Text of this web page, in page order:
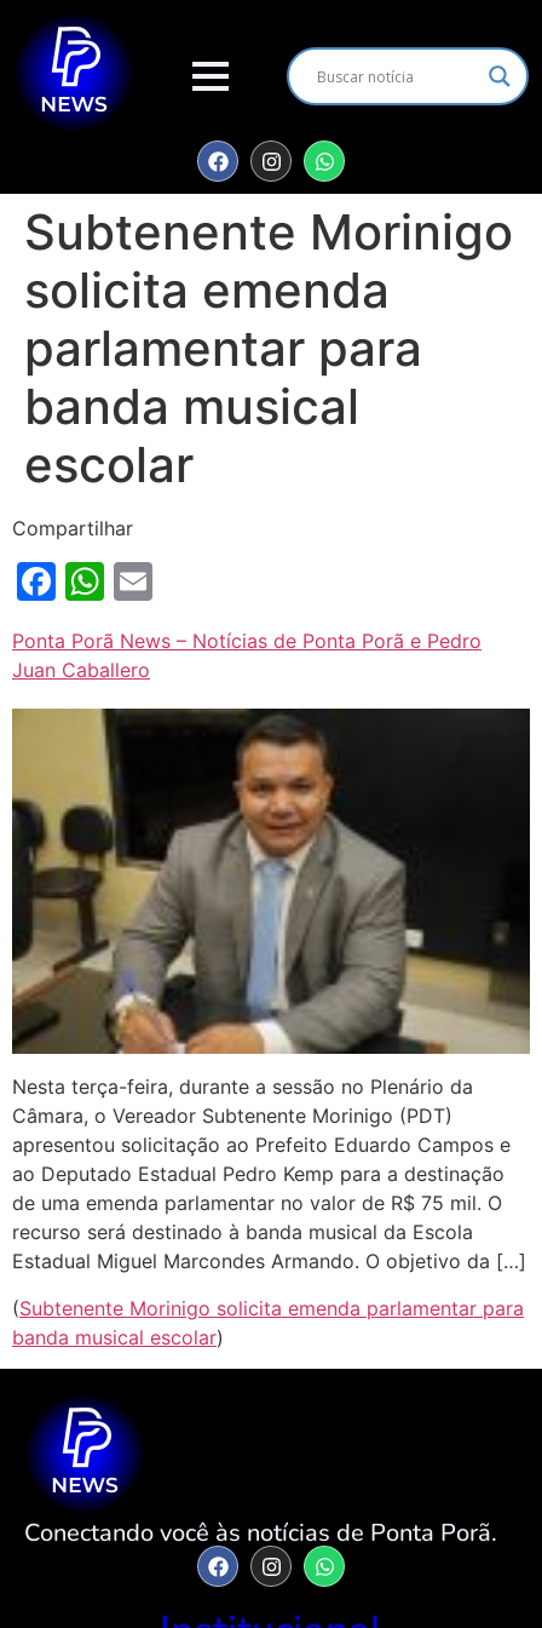
Subtenente Morinigo
solicita emenda
parlamentar para
banda musical
escolar
Compartilhar
Facebook
WhatsApp
Ponta Porã News – Notícias de Ponta Porã e Pedro
Juan Caballero
Nesta terça-feira, durante a sessão no Plenário da
Câmara, o Vereador Subtenente Morinigo (PDT)
apresentou solicitação ao Prefeito Eduardo Campos e
ao Deputado Estadual Pedro Kemp para a destinação
de uma emenda parlamentar no valor de R$ 75 mil. O
recurso será destinado à banda musical da Escola
Estadual Miguel Marcondes Armando. O objetivo da […]
(Subtenente Morinigo solicita emenda parlamentar para
banda musical escolar)
Conectando você às notícias de Ponta Porã.